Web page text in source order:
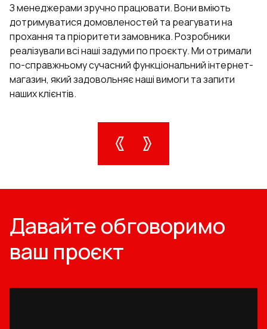
З менеджерами зручно працювати. Вони вміють
дотримуватися домовленостей та реагувати на
прохання та пріоритети замовника. Розробники
реалізували всі наші задуми по проєкту. Ми отримали
по-справжньому сучасний функціональний інтернет-
магазин, який задовольняє наші вимоги та запити
наших клієнтів.
Давайте обговоримо
ваш проєкт